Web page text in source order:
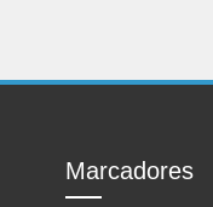
Marcadores